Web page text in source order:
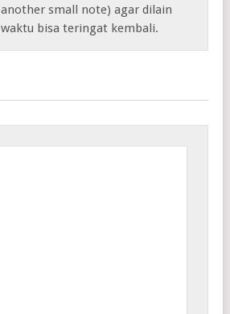
another small note) agar dilain
waktu bisa teringat kembali.